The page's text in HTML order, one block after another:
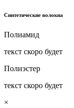
Синтетические волокна
Полиамид
текст скоро будет
Полиэстер
текст скоро будет
×